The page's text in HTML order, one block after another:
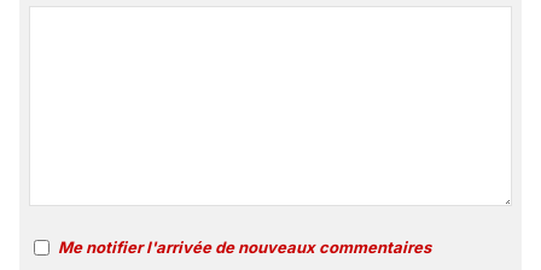
Me notifier l'arrivée de nouveaux commentaires